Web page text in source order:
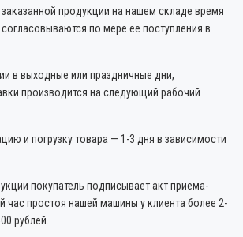
заказанной продукции на нашем складе время
по мере ее поступления в
в выходные или праздничные дни,
производится на следующий рабочий
и погрузку товара — 1-3 дня в зависимости
покупатель подписывает акт приема-
час простоя нашей машины у клиента более 2-
рублей.